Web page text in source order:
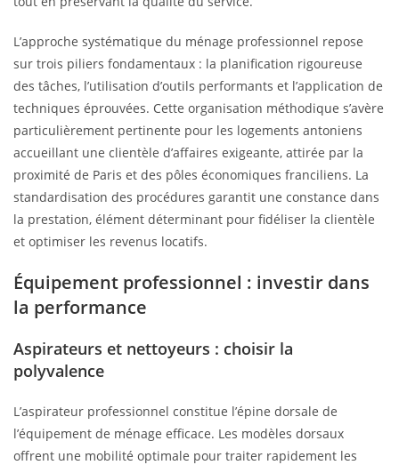
L’approche systématique du ménage professionnel repose
sur trois piliers fondamentaux : la planification rigoureuse
des tâches, l’utilisation d’outils performants et l’application de
techniques éprouvées. Cette organisation méthodique s’avère
particulièrement pertinente pour les logements antoniens
accueillant une clientèle d’affaires exigeante, attirée par la
proximité de Paris et des pôles économiques franciliens. La
standardisation des procédures garantit une constance dans
la prestation, élément déterminant pour fidéliser la clientèle
et optimiser les revenus locatifs.
Équipement professionnel : investir dans
la performance
Aspirateurs et nettoyeurs : choisir la
polyvalence
L’aspirateur professionnel constitue l’épine dorsale de
l’équipement de ménage efficace. Les modèles dorsaux
offrent une mobilité optimale pour traiter rapidement les